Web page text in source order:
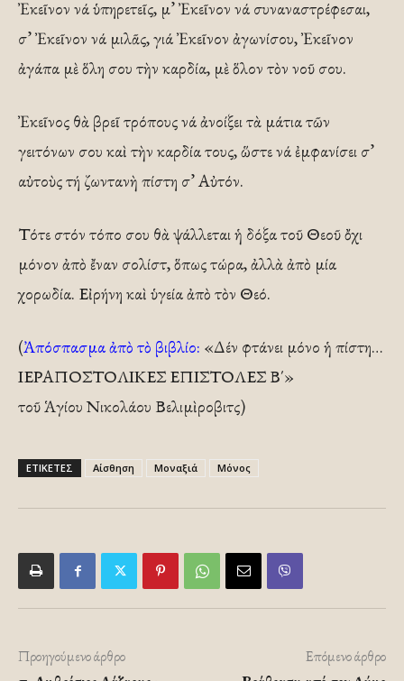
Ἐκεῖνον νά ὑπηρετεῖς, μ’ Ἐκεῖνον νά συναναστρέφεσαι,
σ’ Ἐκεῖνον νά μιλᾶς, γιά Ἐκεῖνον ἀγωνίσου, Ἐκεῖνον
ἀγάπα μὲ ὅλη σου τὴν καρδία, μὲ ὅλον τὸν νοῦ σου.
Ἐκεῖνος θὰ βρεῖ τρόπους νά ἀνοίξει τὰ μάτια τῶν
γειτόνων σου καὶ τὴν καρδία τους, ὥστε νά ἐμφανίσει σ’
αὐτοὺς τή ζωντανὴ πίστη σ’ Αὐτόν.
Τότε στόν τόπο σου θὰ ψάλλεται ἡ δόξα τοῦ Θεοῦ ὄχι
μόνον ἀπὸ ἔναν σολίστ, ὅπως τώρα, ἀλλὰ ἀπὸ μία
χορωδία. Εἰρήνη καὶ ὑγεία ἀπὸ τὸν Θεό.
(Ἀπόσπασμα ἀπὸ τὸ βιβλίο: «Δέν φτάνει μόνο ἡ πίστη…
ΙΕΡΑΠΟΣΤΟΛΙΚΕΣ ΕΠΙΣΤΟΛΕΣ Β΄»
τοῦ Ἁγίου Νικολάου Βελιμὶροβιτς)
ΕΤΙΚΕΤΕΣ Αίσθηση Μοναξιά Μόνος
Προηγούμενο άρθρο Επόμενο άρθρο